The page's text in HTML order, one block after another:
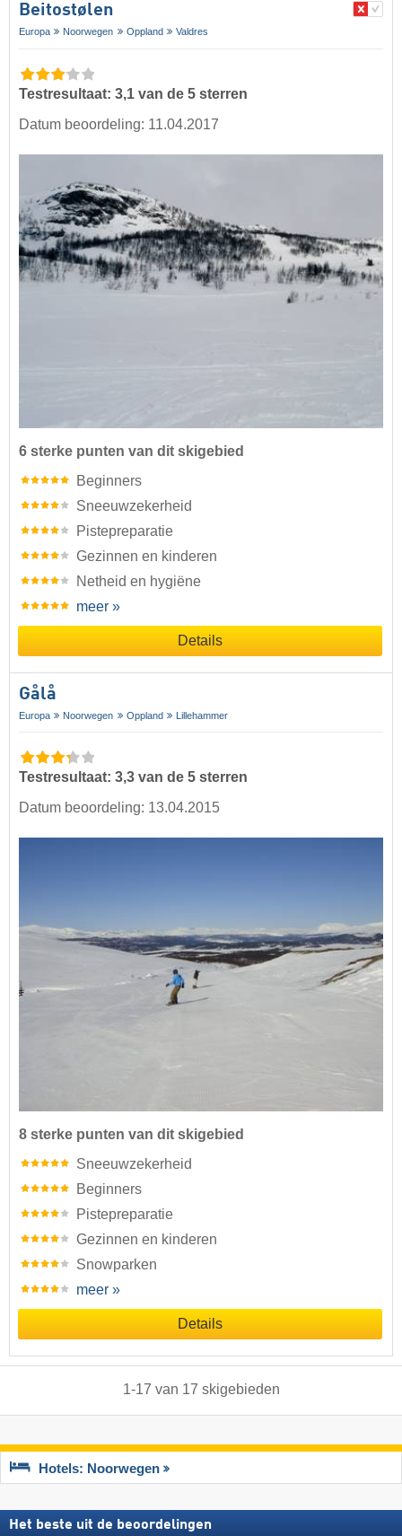
Beitostølen
Europa Noorwegen Oppland Valdres
Testresultaat: 3,1 van de 5 sterren
Datum beoordeling: 11.04.2017
6 sterke punten van dit skigebied
Beginners
Sneeuwzekerheid
Pistepreparatie
Gezinnen en kinderen
Netheid en hygiëne
meer »
Details
Gålå
Europa Noorwegen Oppland Lillehammer
Testresultaat: 3,3 van de 5 sterren
Datum beoordeling: 13.04.2015
8 sterke punten van dit skigebied
Sneeuwzekerheid
Beginners
Pistepreparatie
Gezinnen en kinderen
Snowparken
meer »
Details
1-17 van 17 skigebieden
Hotels: Noorwegen
Het beste uit de beoordelingen